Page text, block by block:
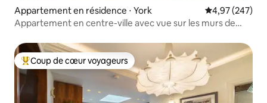
Appartement en résidence ⋅ York Évaluation
4,97 (247)
Appartement en centre-ville avec vue sur les murs de
Coups de cœur voyageurs les plus appréciés
Coup de cœur voyageurs